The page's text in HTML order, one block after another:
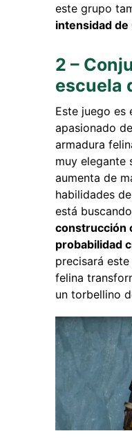
este grupo
intensidad de
2 –
escuela
Este juego es
apasionado
armadura
muy elegante
aumenta de
habilidades
está
construcción
probabilidad
precisará este
felina
un torbellino